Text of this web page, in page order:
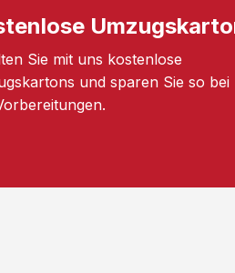
Sie mit uns kostenlose
und sparen Sie so bei